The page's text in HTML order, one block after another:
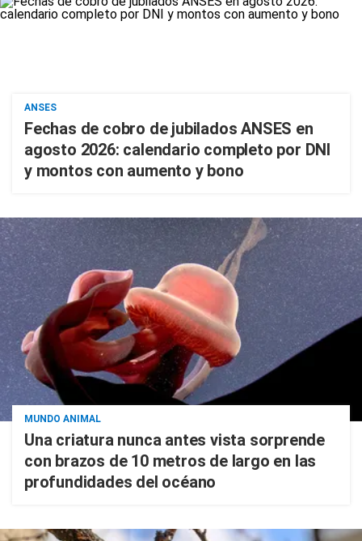
ANSES
Fechas de cobro de jubilados ANSES en
agosto 2026: calendario completo por DNI
y montos con aumento y bono
MUNDO ANIMAL
Una criatura nunca antes vista sorprende
con brazos de 10 metros de largo en las
profundidades del océano